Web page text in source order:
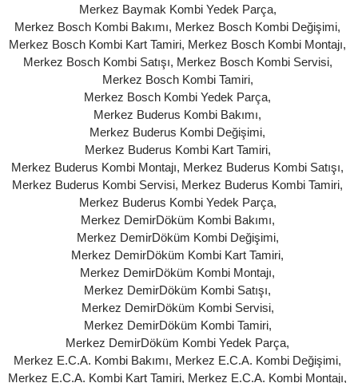
Merkez Baymak Kombi Yedek Parça,
Merkez Bosch Kombi Bakımı, Merkez Bosch Kombi Değişimi,
Merkez Bosch Kombi Kart Tamiri, Merkez Bosch Kombi Montajı,
Merkez Bosch Kombi Satışı, Merkez Bosch Kombi Servisi,
Merkez Bosch Kombi Tamiri,
Merkez Bosch Kombi Yedek Parça,
Merkez Buderus Kombi Bakımı,
Merkez Buderus Kombi Değişimi,
Merkez Buderus Kombi Kart Tamiri,
Merkez Buderus Kombi Montajı, Merkez Buderus Kombi Satışı,
Merkez Buderus Kombi Servisi, Merkez Buderus Kombi Tamiri,
Merkez Buderus Kombi Yedek Parça,
Merkez DemirDöküm Kombi Bakımı,
Merkez DemirDöküm Kombi Değişimi,
Merkez DemirDöküm Kombi Kart Tamiri,
Merkez DemirDöküm Kombi Montajı,
Merkez DemirDöküm Kombi Satışı,
Merkez DemirDöküm Kombi Servisi,
Merkez DemirDöküm Kombi Tamiri,
Merkez DemirDöküm Kombi Yedek Parça,
Merkez E.C.A. Kombi Bakımı, Merkez E.C.A. Kombi Değişimi,
Merkez E.C.A. Kombi Kart Tamiri, Merkez E.C.A. Kombi Montajı,